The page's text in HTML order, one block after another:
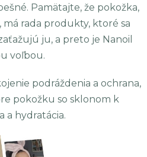
Pamätajte, že pokožka,
má rada produkty, ktoré sa
ju, a preto je Nanoil
voľbou.
podráždenia a ochrana,
pokožku so sklonom k
a hydratácia.